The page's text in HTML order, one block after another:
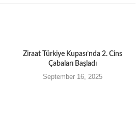
Ziraat Türkiye Kupası’nda 2. Cins
Çabaları Başladı
September 16, 2025